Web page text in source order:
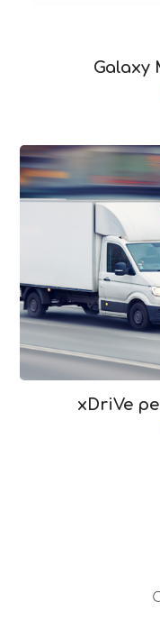
Galaxy
xDriVe